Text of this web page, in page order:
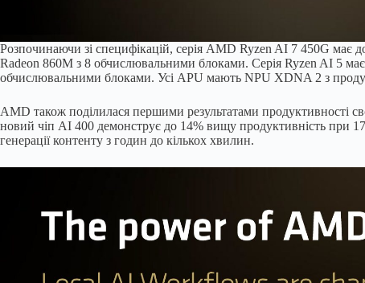
Розпочинаючи зі специфікацій, серія AMD Ryzen AI 7 450G має
Radeon 860M з 8 обчислювальними блоками. Серія Ryzen AI 5
обчислювальними блоками. Усі APU мають NPU XDNA 2 з
AMD також поділилася першими результатами продуктивності
новий чіп AI 400 демонструє до 14% вищу продуктивність при
генерації контенту з годин до кількох хвилин.